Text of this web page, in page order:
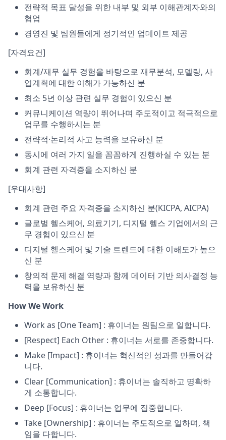
전략적 목표 달성을 위한 내부 및 외부 이해관계자와의
협업
경영진 및 팀원들에게 정기적인 업데이트 제공
[자격요건]
회계/재무 실무 경험을 바탕으로 재무분석, 모델링, 사
업계획에 대한 이해가 가능하신 분
최소 5년 이상 관련 실무 경험이 있으신 분
커뮤니케이션 역량이 뛰어나며 주도적이고 적극적으로
업무를 수행하시는 분
전략적·논리적 사고 능력을 보유하신 분
동시에 여러 가지 일을 꼼꼼하게 진행하실 수 있는 분
회계 관련 자격증을 소지하신 분
[우대사항]
회계 관련 주요 자격증을 소지하신 분(KICPA, AICPA)
글로벌 헬스케어, 의료기기, 디지털 헬스 기업에서의 근
무 경험이 있으신 분
디지털 헬스케어 및 기술 트렌드에 대한 이해도가 높으
신 분
창의적 문제 해결 역량과 함께 데이터 기반 의사결정 능
력을 보유하신 분
How We Work
Work as [One Team] : 휴이너는 원팀으로 일합니다.
[Respect] Each Other : 휴이너는 서로를 존중합니다.
Make [Impact] : 휴이너는 혁신적인 성과를 만들어갑
니다.
Clear [Communication] : 휴이너는 솔직하고 명확하
게 소통합니다.
Deep [Focus] : 휴이너는 업무에 집중합니다.
Take [Ownership] : 휴이너는 주도적으로 일하며, 책
임을 다합니다.